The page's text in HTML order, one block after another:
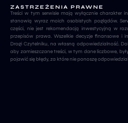
ZASTRZEŻENIA PRAWNE
Treści w tym serwisie mają wyłącznie charakter
stanowią wyraz moich osobistych poglądów.
części, nie jest rekomendacją inwestycyjną w
przepisów prawa. Wszelkie decyzje finansowe i
Drogi Czytelniku, na własną odpowiedzialność.
aby zamieszczane treści, w tym dane liczbowe,
pojawić się błędy, za które nie ponoszę